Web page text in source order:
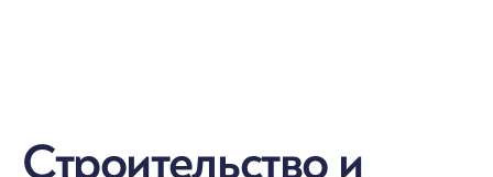
Строительство и